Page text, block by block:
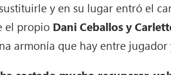
y en su lugar entró el
el propio Dani Ceballos y
armonía que hay entre jugador